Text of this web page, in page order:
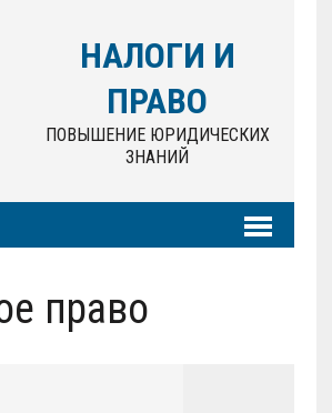
НАЛОГИ И
ПРАВО
ПОВЫШЕНИЕ ЮРИДИЧЕСКИХ
ЗНАНИЙ
право